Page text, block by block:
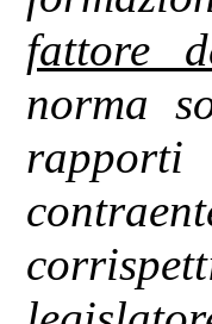
fattore
norma